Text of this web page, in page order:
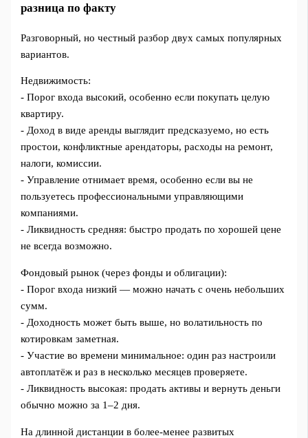
разница по факту
Разговорный, но честный разбор двух самых популярных
вариантов.
Недвижимость:
- Порог входа высокий, особенно если покупать целую
квартиру.
- Доход в виде аренды выглядит предсказуемо, но есть
простои, конфликтные арендаторы, расходы на ремонт,
налоги, комиссии.
- Управление отнимает время, особенно если вы не
пользуетесь профессиональными управляющими
компаниями.
- Ликвидность средняя: быстро продать по хорошей цене
не всегда возможно.
Фондовый рынок (через фонды и облигации):
- Порог входа низкий — можно начать с очень небольших
сумм.
- Доходность может быть выше, но волатильность по
котировкам заметная.
- Участие во времени минимальное: один раз настроили
автоплатёж и раз в несколько месяцев проверяете.
- Ликвидность высокая: продать активы и вернуть деньги
обычно можно за 1–2 дня.
На длинной дистанции в более-менее развитых